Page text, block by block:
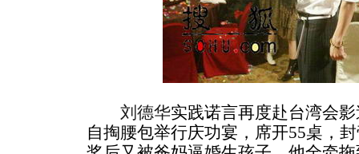
刘德华实践诺言再度赴台湾会
自掏腰包举行庆功宴，席开55桌，